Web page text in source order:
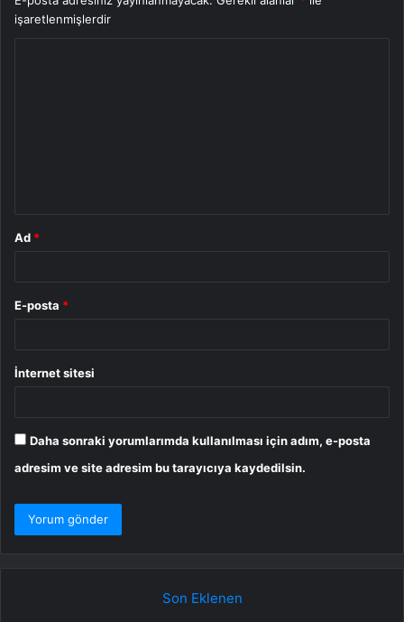
işaretlenmişlerdir
Ad *
E-posta *
İnternet sitesi
Daha sonraki yorumlarımda kullanılması için adım, e-posta
adresim ve site adresim bu tarayıcıya kaydedilsin.
Son Eklenen